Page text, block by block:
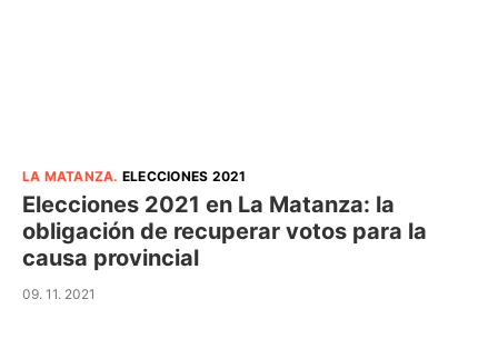
LA MATANZA. ELECCIONES 2021
Elecciones 2021 en La Matanza: la
obligación de recuperar votos para la
causa provincial
09. 11. 2021